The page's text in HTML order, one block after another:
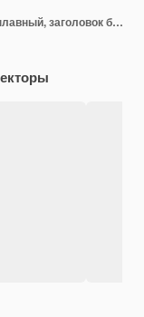
Светящийся шаблон сайта градиент плавный, заголовок баннера или боковой панели графика, размытый синий абстрактный фон с неоновыми приятными цветами.